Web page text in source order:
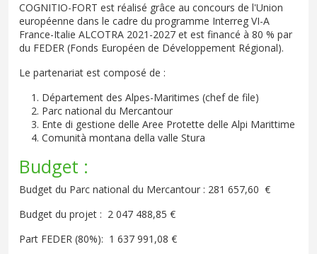
COGNITIO-FORT est réalisé grâce au concours de l'Union
européenne dans le cadre du programme Interreg VI-A
France-Italie ALCOTRA 2021-2027 et est financé à 80 % par
du FEDER (Fonds Européen de Développement Régional).
Le partenariat est composé de :
Département des Alpes-Maritimes (chef de file)
Parc national du Mercantour
Ente di gestione delle Aree Protette delle Alpi Marittime
Comunità montana della valle Stura
Budget :
Budget du Parc national du Mercantour : 281 657,60 €
Budget du projet : 2 047 488,85 €
Part FEDER (80%): 1 637 991,08 €